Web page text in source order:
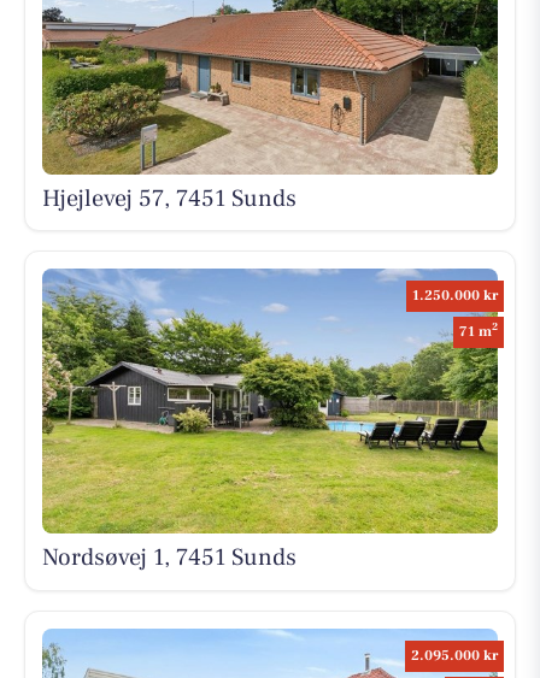
Hjejlevej 57, 7451 Sunds
1.250.000 kr
71 m2
Nordsøvej 1, 7451 Sunds
2.095.000 kr